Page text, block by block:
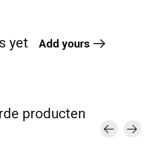
yet Add yours
producten